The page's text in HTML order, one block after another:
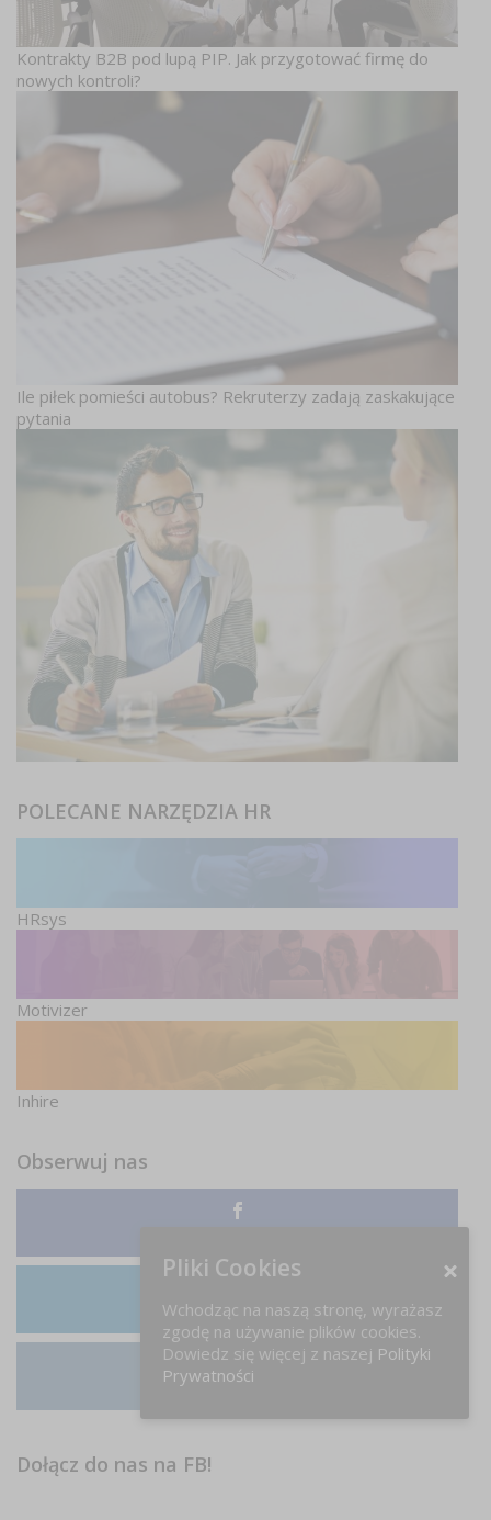
Kontrakty B2B pod lupą PIP. Jak przygotować firmę do
nowych kontroli?
Ile piłek pomieści autobus? Rekruterzy zadają zaskakujące
pytania
POLECANE NARZĘDZIA HR
HRsys
Motivizer
Inhire
Obserwuj nas
LinkedIn
Dołącz do nas na FB!
Pliki Cookies
Wchodząc na naszą stronę, wyrażasz
zgodę na używanie plików cookies.
Dowiedz się więcej z naszej Polityki
Prywatności